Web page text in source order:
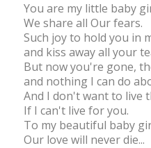
You are my little baby
We share all Our fears.
Such joy to hold you in
and kiss away all your
But now you're gone,
and nothing I can do
And I don't want to live
If I can't live for you.
To my beautiful baby
Our love will never die...